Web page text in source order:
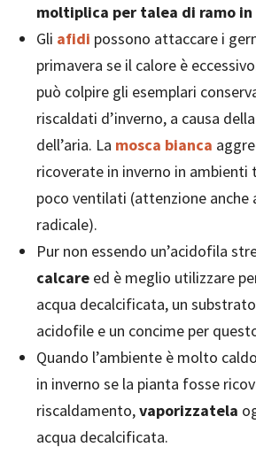
moltiplica per talea di ramo
Gli afidi possono attaccare i
primavera se il calore è
può colpire gli esemplari
riscaldati d’inverno, a causa
dell’aria. La mosca bianca
ricoverate in inverno in ambienti
poco ventilati (attenzione anche
radicale).
Pur non essendo un’acidofila
calcare ed è meglio utilizzare
acqua decalcificata, un
acidofile e un concime per
Quando l’ambiente è molto
in inverno se la pianta fosse
riscaldamento,vaporizzatela
acqua decalcificata.